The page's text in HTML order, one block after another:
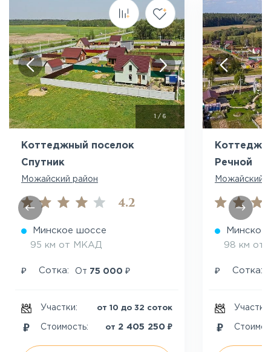
1/ 6
Коттеджный поселок
Спутник
Можайский район
4.2
Минское шоссе
95 км от МКАД
₽ Сотка: От 75 000 ₽
Участки: от 10 до 32 соток
Стоимость: от 2 405 250 ₽
Посмотреть все фото
Речной
Можайский
Минское
98 км от
₽ Сотка:
Участки: